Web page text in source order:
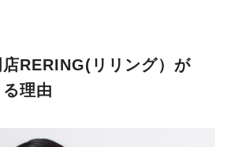
RERING(リリング）が
理由